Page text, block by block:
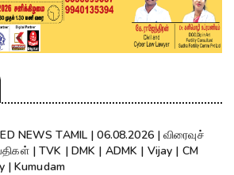
NEWS TAMIL | 06.08.2026 | விரைவுச்
| TVK | DMK | ADMK | Vijay | CM
| Kumudam